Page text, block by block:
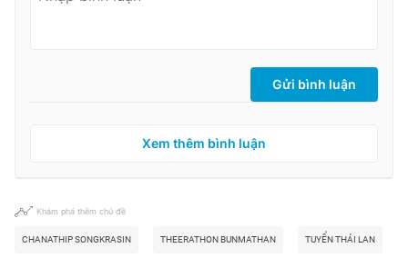
Gửi bình luận
Xem thêm bình luận
Khám phá thêm chủ đề
CHANATHIP SONGKRASIN THEERATHON BUNMATHAN TUYỂN THÁI LAN